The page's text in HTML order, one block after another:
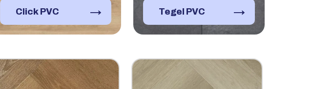
Click PVC → Tegel PVC →